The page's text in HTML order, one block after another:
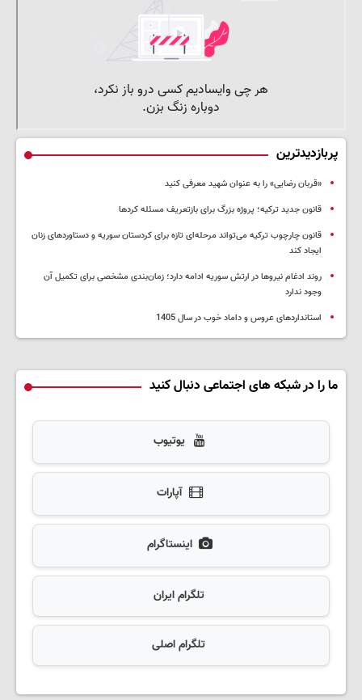
پربازدیدترین
«قربان رضایی» را به عنوان شهید معرفی کنید
قانون جدید ترکیه؛ پروژه بزرگ‌ برای بازتعریف مسئله کردها
قانون چارچوب ترکیه می‌تواند مرحله‌ای تازه برای کردستان سوریه و دستاوردهای زنان
ایجاد کند
روند ادغام نیروها در ارتش سوریه ادامه دارد؛ زمان‌بندی مشخصی برای تکمیل آن
وجود ندارد
استانداردهای عروس و داماد خوب در سال 1405
ما را در شبکه های اجتماعی دنبال کنید
یوتیوب
آپارات
اینستاگرام
تلگرام ایران
تلگرام اصلی